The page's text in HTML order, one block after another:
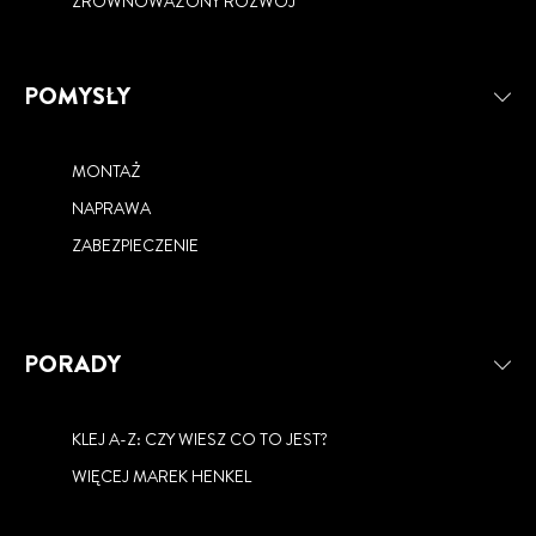
POMYSŁY
MONTAŻ
NAPRAWA
ZABEZPIECZENIE
PORADY
KLEJ A-Z: CZY WIESZ CO TO JEST?
WIĘCEJ MAREK HENKEL